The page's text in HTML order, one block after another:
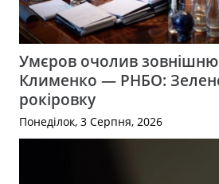
Умєров очолив зовнішню
Клименко — РНБО:
рокіровку
Понеділок, 3 Серпня, 2026